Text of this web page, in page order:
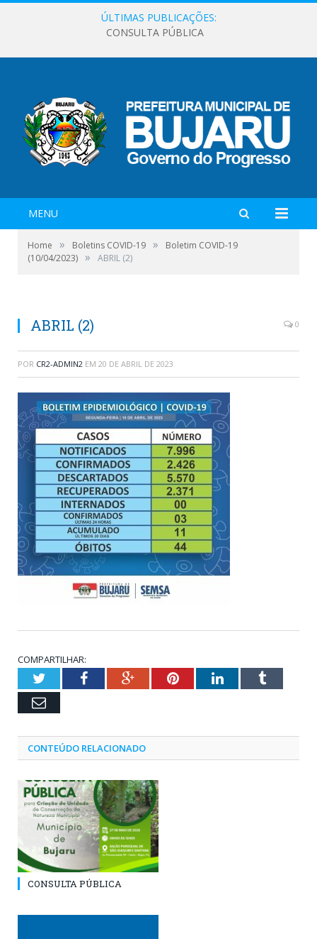
ÚLTIMAS PUBLICAÇÕES:
CONSULTA PÚBLICA
MENU
Home » Boletins COVID-19 »
Boletim COVID-19
(10/04/2023) » ABRIL (2)
ABRIL (2) 0
POR CR2-ADMIN2 EM 20 DE ABRIL DE 2023
COMPARTILHAR:
TwitterFacebookGoogle+PinterestLinkedInTumblr
Email
CONTEÚDO RELACIONADO
CONSULTA PÚBLICA